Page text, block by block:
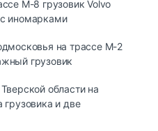
М-8 грузовик Volvo
иномарками
на трассе М-2
грузовик
области на
грузовика и две